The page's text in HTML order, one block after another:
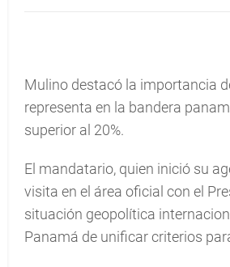
Mulino destacó la importancia
representa en la bandera
superior al 20%.
El mandatario, quien inició su
visita en el área oficial con el
situación geopolítica
Panamá de unificar criterios